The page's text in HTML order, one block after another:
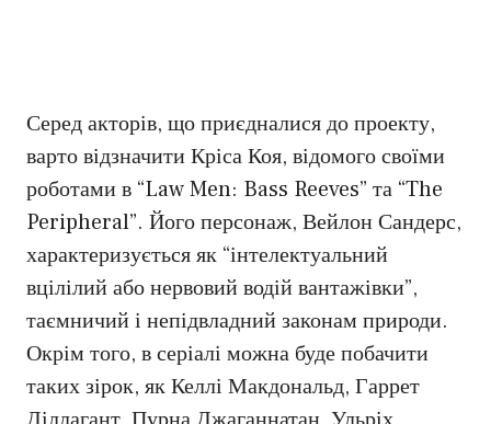
Серед акторів, що приєдналися до проекту,
варто відзначити Кріса Коя, відомого своїми
роботами в “Law Men: Bass Reeves” та “The
Peripheral”. Його персонаж, Вейлон Сандерс,
характеризується як “інтелектуальний
вцілілий або нервовий водій вантажівки”,
таємничий і непідвладний законам природи.
Окрім того, в серіалі можна буде побачити
таких зірок, як Келлі Макдональд, Гаррет